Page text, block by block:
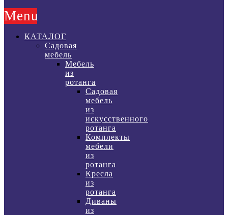
Menu
КАТАЛОГ
Садовая
мебель
Мебель
из
ротанга
Садовая
мебель
из
искусственного
ротанга
Комплекты
мебели
из
ротанга
Кресла
из
ротанга
Диваны
из